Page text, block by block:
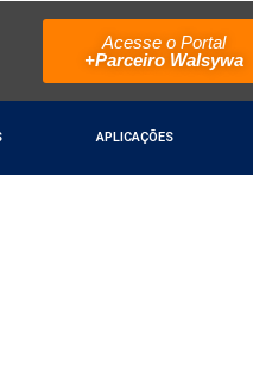
Acesse o Portal
+Parceiro Walsywa
APLICAÇÕES